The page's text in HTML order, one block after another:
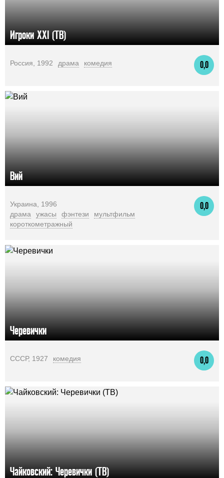
Игроки XXI (ТВ)
0,0
Россия, 1992 драма комедия
Вий
0,0
Украина, 1996
драма
ужасы фэнтези
мультфильм
короткометражный
Черевички
0,0
СССР, 1927 комедия
Чайковский: Черевички (ТВ)